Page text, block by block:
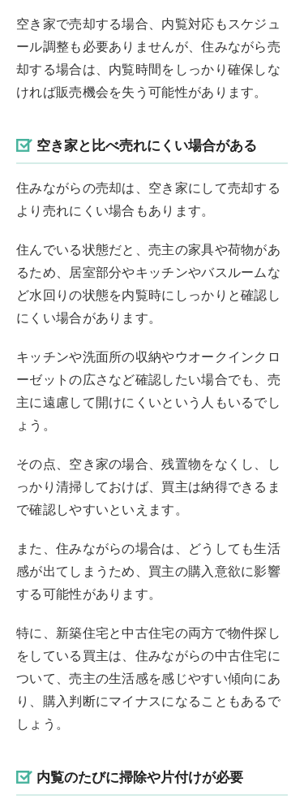
空き家で売却する場合、内覧対応もスケジュ
ール調整も必要ありませんが、住みながら売
却する場合は、内覧時間をしっかり確保しな
ければ販売機会を失う可能性があります。
空き家と比べ売れにくい場合がある
住みながらの売却は、空き家にして売却する
より売れにくい場合もあります。
住んでいる状態だと、売主の家具や荷物があ
るため、居室部分やキッチンやバスルームな
ど水回りの状態を内覧時にしっかりと確認し
にくい場合があります。
キッチンや洗面所の収納やウオークインクロ
ーゼットの広さなど確認したい場合でも、売
主に遠慮して開けにくいという人もいるでし
ょう。
その点、空き家の場合、残置物をなくし、し
っかり清掃しておけば、買主は納得できるま
で確認しやすいといえます。
また、住みながらの場合は、どうしても生活
感が出てしまうため、買主の購入意欲に影響
する可能性があります。
特に、新築住宅と中古住宅の両方で物件探し
をしている買主は、住みながらの中古住宅に
ついて、売主の生活感を感じやすい傾向にあ
り、購入判断にマイナスになることもあるで
しょう。
内覧のたびに掃除や片付けが必要